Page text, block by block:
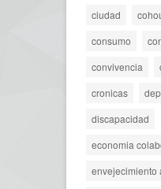
ciudad
consumo
convivencia
cronicas
discapacidad
economia
envejecimiento